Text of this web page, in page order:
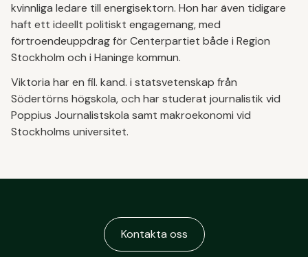
kvinnliga ledare till energisektorn. Hon har även tidigare
haft ett ideellt politiskt engagemang, med
förtroendeuppdrag för Centerpartiet både i Region
Stockholm och i Haninge kommun.
Viktoria har en fil. kand. i statsvetenskap från
Södertörns högskola, och har studerat journalistik vid
Poppius Journalistskola samt makroekonomi vid
Stockholms universitet.
Kontakta oss